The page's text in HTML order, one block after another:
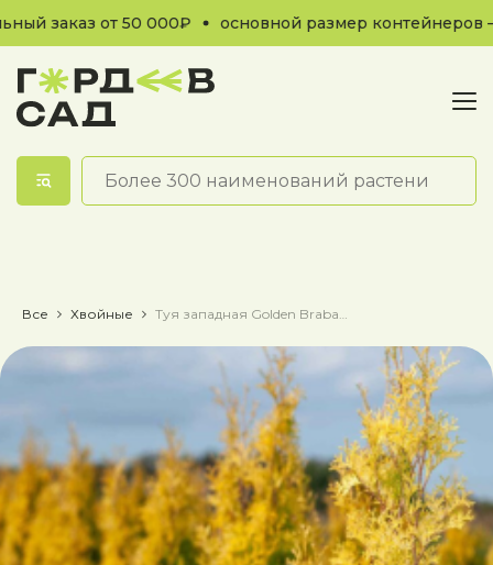
заказ от 50 000₽ основной размер контейнеров —
Обратный звонок
Все Хвойные Туя западная Golden Brabant / Голден Брабант